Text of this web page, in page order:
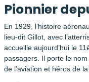
Pionnier
En 1929, l’histoire
lieu-dit Gillot, avec
accueille aujourd’hui le
passagers. Il porte le
de l’aviation et héros de